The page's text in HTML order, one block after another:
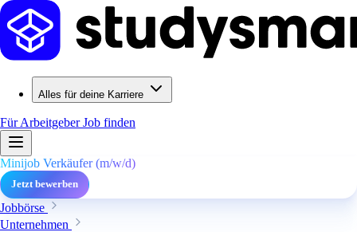
Alles für deine Karriere
Für ArbeitgeberJob finden
Minijob Verkäufer (m/w/d)
Jetzt bewerben
Jobbörse
Unternehmen